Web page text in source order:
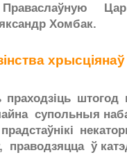
Хомбак.
штогод
супольныя
праводзяцца ў